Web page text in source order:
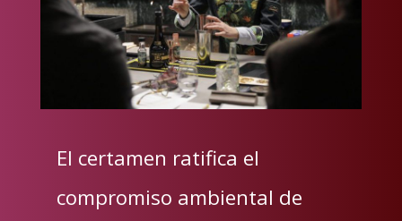
El certamen ratifica el
compromiso ambiental de